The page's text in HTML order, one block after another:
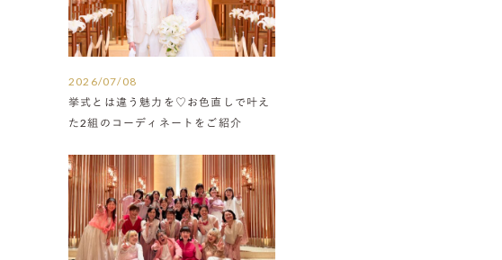
2026/07/08
挙式とは違う魅力を♡お色直しで叶え
た2組のコーディネートをご紹介